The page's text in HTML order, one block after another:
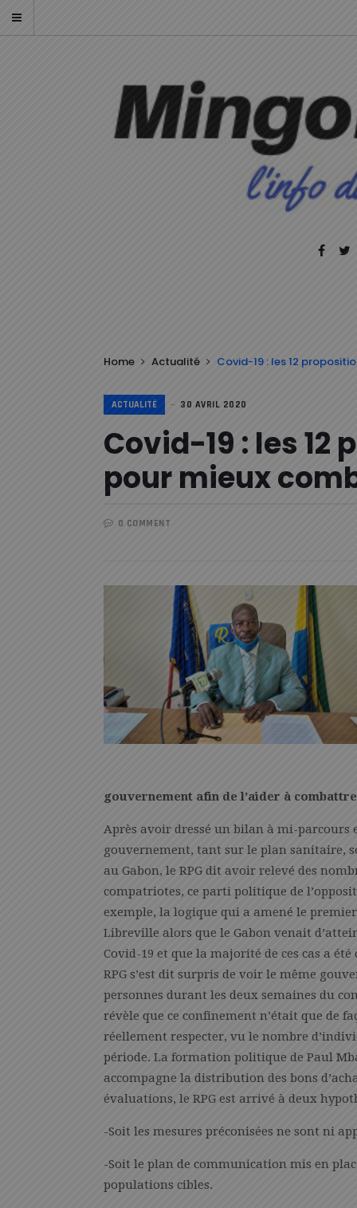
Home Actualité Covid-19 : les 12
ACTUALITÉ 30 AVRIL 2020
Covid-19 : les 12
pour mieux
0 COMMENT
gouvernement afin de l’aider à
Après avoir dressé un bilan à mi-parcours
gouvernement, tant sur le plan sanitaire,
au Gabon, le RPG dit avoir relevé des
compatriotes, ce parti politique de
exemple, la logique qui a amené le
Libreville alors que le Gabon venait
Covid-19 et que la majorité de ces cas a
RPG s’est dit surpris de voir le même
personnes durant les deux semaines du
révèle que ce confinement n’était que de
réellement respecter, vu le nombre
période. La formation politique de Paul
accompagne la distribution des bons
évaluations, le RPG est arrivé à deux
-Soit les mesures préconisées ne sont ni
-Soit le plan de communication mis en
populations cibles.